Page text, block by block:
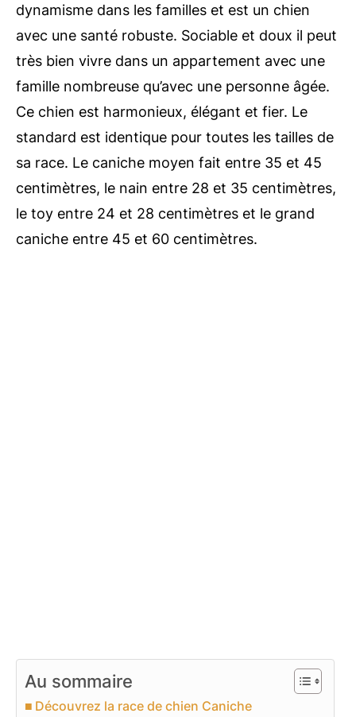
dynamisme dans les familles et est un chien
avec une santé robuste. Sociable et doux il peut
très bien vivre dans un appartement avec une
famille nombreuse qu’avec une personne âgée.
Ce chien est harmonieux, élégant et fier. Le
standard est identique pour toutes les tailles de
sa race. Le caniche moyen fait entre 35 et 45
centimètres, le nain entre 28 et 35 centimètres,
le toy entre 24 et 28 centimètres et le grand
caniche entre 45 et 60 centimètres.
Au sommaire
Découvrez la race de chien Caniche